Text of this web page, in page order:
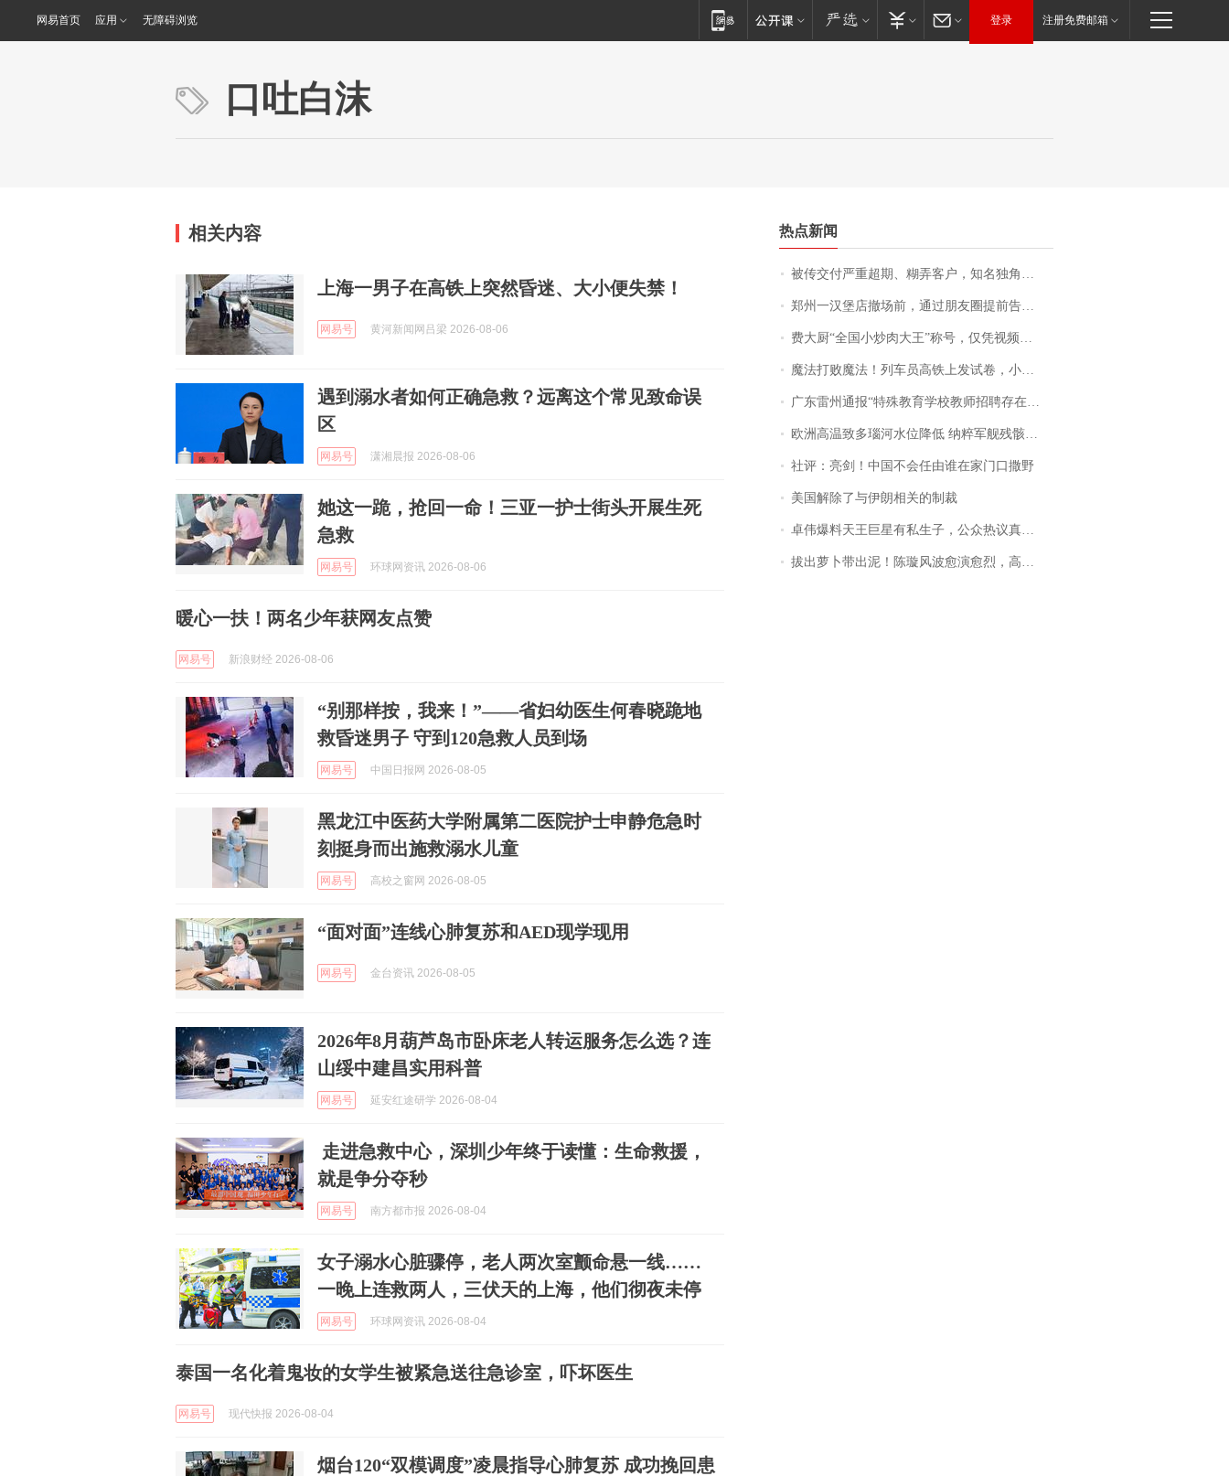
网易首页 应用 无障碍浏览 登录 注册免费邮箱
口吐白沫
相关内容
上海一男子在高铁上突然昏迷、大小便失禁！
网易号 黄河新闻网吕梁 2026-08-06
遇到溺水者如何正确急救？远离这个常见致命误
区
网易号 潇湘晨报 2026-08-06
她这一跪，抢回一命！三亚一护士街头开展生死
急救
网易号 环球网资讯 2026-08-06
暖心一扶！两名少年获网友点赞
网易号 新浪财经 2026-08-06
“别那样按，我来！”——省妇幼医生何春晓跪地
救昏迷男子 守到120急救人员到场
网易号 中国日报网 2026-08-05
黑龙江中医药大学附属第二医院护士申静危急时
刻挺身而出施救溺水儿童
网易号 高校之窗网 2026-08-05
“面对面”连线心肺复苏和AED现学现用
网易号 金台资讯 2026-08-05
2026年8月葫芦岛市卧床老人转运服务怎么选？连
山绥中建昌实用科普
网易号 延安红途研学 2026-08-04
走进急救中心，深圳少年终于读懂：生命救援，
就是争分夺秒
网易号 南方都市报 2026-08-04
女子溺水心脏骤停，老人两次室颤命悬一线……
一晚上连救两人，三伏天的上海，他们彻夜未停
网易号 环球网资讯 2026-08-04
泰国一名化着鬼妆的女学生被紧急送往急诊室，吓坏医生
网易号 现代快报 2026-08-04
烟台120“双模调度”凌晨指导心肺复苏 成功挽回患
热点新闻
被传交付严重超期、糊弄客户，知名独角兽车企创始人回应：都没证据，将依法采取措施，“本人长期与美国交管局保持沟通，对方表示肯定”
郑州一汉堡店撤场前，通过朋友圈提前告知逐一退费，有顾客仅剩1元也全被退回，分文不少；顾客：言而有信，让人感动
费大厨“全国小炒肉大王”称号，仅凭视频评出？中国烹饪协会回应
魔法打败魔法！列车员高铁上发试卷，小朋友一秒静音，12306回应：列车员个人行为，不是铁路规定
广东雷州通报“特殊教育学校教师招聘存在违规行为”：已启动问责程序 副校长被停职
欧洲高温致多瑙河水位降低 纳粹军舰残骸重见天日
社评：亮剑！中国不会任由谁在家门口撒野
美国解除了与伊朗相关的制裁
卓伟爆料天王巨星有私生子，公众热议真假难辨，实锤何时到来？
拔出萝卜带出泥！陈璇风波愈演愈烈，高晓松、张铁林也被“揪出”